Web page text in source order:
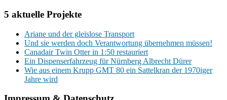
5 aktuelle Projekte
Ariane und der gleislose Transport
Und sie werden doch Verantwortung übernehmen müssen!
Canadair Twin Otter in 1:50 restauriert
Ein Dispenserfahrzeug für Nürnberg Albrecht Dürer
Wie aus einem Krupp GMT 80 ein Sattelkran der 1970iger
Jahre wird